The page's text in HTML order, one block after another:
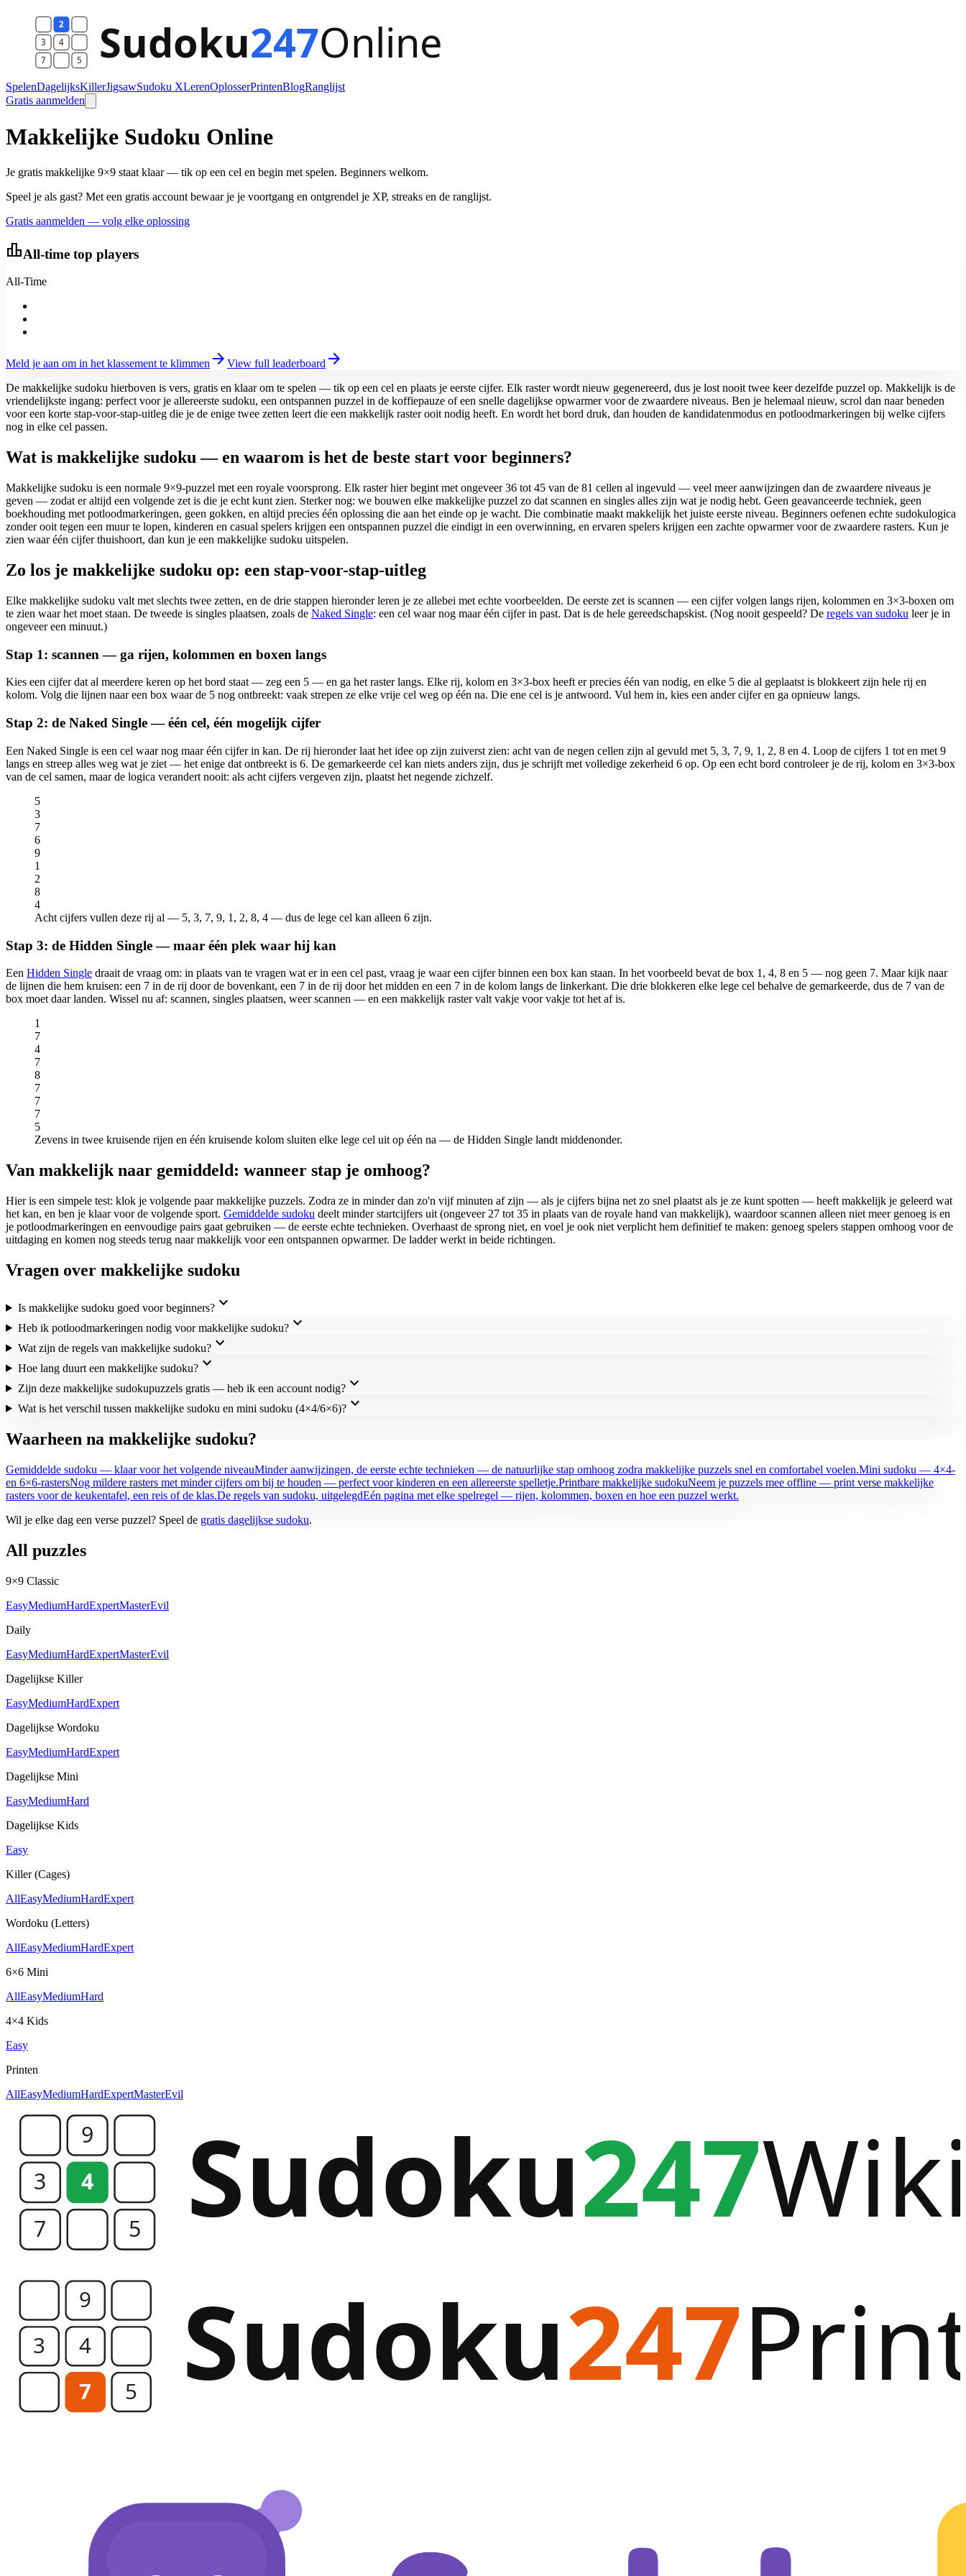
SpelenDagelijksKillerJigsawSudoku XLerenOplosserPrintenBlogRanglijst
Gratis aanmelden
Makkelijke Sudoku Online
Je gratis makkelijke 9×9 staat klaar — tik op een cel en begin met spelen. Beginners welkom.
Speel je als gast? Met een gratis account bewaar je je voortgang en ontgrendel je XP, streaks en de ranglijst.
Gratis aanmelden — volg elke oplossing
leaderboardAll-time top players
All-Time
Meld je aan om in het klassement te klimmen arrow_forward View full leaderboard arrow_forward
De makkelijke sudoku hierboven is vers, gratis en klaar om te spelen — tik op een cel en plaats je eerste cijfer. Elk raster wordt nieuw gegenereerd, dus je lost nooit twee keer dezelfde puzzel op. Makkelijk is de
vriendelijkste ingang: perfect voor je allereerste sudoku, een ontspannen puzzel in de koffiepauze of een snelle dagelijkse opwarmer voor de zwaardere niveaus. Ben je helemaal nieuw, scrol dan naar beneden
voor een korte stap-voor-stap-uitleg die je de enige twee zetten leert die een makkelijk raster ooit nodig heeft. En wordt het bord druk, dan houden de kandidatenmodus en potloodmarkeringen bij welke cijfers
nog in elke cel passen.
Wat is makkelijke sudoku — en waarom is het de beste start voor beginners?
Makkelijke sudoku is een normale 9×9-puzzel met een royale voorsprong. Elk raster hier begint met ongeveer 36 tot 45 van de 81 cellen al ingevuld — veel meer aanwijzingen dan de zwaardere niveaus je
geven — zodat er altijd een volgende zet is die je echt kunt zien. Sterker nog: we bouwen elke makkelijke puzzel zo dat scannen en singles alles zijn wat je nodig hebt. Geen geavanceerde techniek, geen
boekhouding met potloodmarkeringen, geen gokken, en altijd precies één oplossing die aan het einde op je wacht. Die combinatie maakt makkelijk het juiste eerste niveau. Beginners oefenen echte sudokulogica
zonder ooit tegen een muur te lopen, kinderen en casual spelers krijgen een ontspannen puzzel die eindigt in een overwinning, en ervaren spelers krijgen een zachte opwarmer voor de zwaardere rasters. Kun je
zien waar één cijfer thuishoort, dan kun je een makkelijke sudoku uitspelen.
Zo los je makkelijke sudoku op: een stap-voor-stap-uitleg
Elke makkelijke sudoku valt met slechts twee zetten, en de drie stappen hieronder leren je ze allebei met echte voorbeelden. De eerste zet is scannen — een cijfer volgen langs rijen, kolommen en 3×3-boxen om
te zien waar het moet staan. De tweede is singles plaatsen, zoals de Naked Single: een cel waar nog maar één cijfer in past. Dat is de hele gereedschapskist. (Nog nooit gespeeld? De regels van sudoku leer je in
ongeveer een minuut.)
Stap 1: scannen — ga rijen, kolommen en boxen langs
Kies een cijfer dat al meerdere keren op het bord staat — zeg een 5 — en ga het raster langs. Elke rij, kolom en 3×3-box heeft er precies één van nodig, en elke 5 die al geplaatst is blokkeert zijn hele rij en
kolom. Volg die lijnen naar een box waar de 5 nog ontbreekt: vaak strepen ze elke vrije cel weg op één na. Die ene cel is je antwoord. Vul hem in, kies een ander cijfer en ga opnieuw langs.
Stap 2: de Naked Single — één cel, één mogelijk cijfer
Een Naked Single is een cel waar nog maar één cijfer in kan. De rij hieronder laat het idee op zijn zuiverst zien: acht van de negen cellen zijn al gevuld met 5, 3, 7, 9, 1, 2, 8 en 4. Loop de cijfers 1 tot en met 9
langs en streep alles weg wat je ziet — het enige dat ontbreekt is 6. De gemarkeerde cel kan niets anders zijn, dus je schrijft met volledige zekerheid 6 op. Op een echt bord controleer je de rij, kolom en 3×3-box
van de cel samen, maar de logica verandert nooit: als acht cijfers vergeven zijn, plaatst het negende zichzelf.
5
3
7
6
9
1
2
8
4
Acht cijfers vullen deze rij al — 5, 3, 7, 9, 1, 2, 8, 4 — dus de lege cel kan alleen 6 zijn.
Stap 3: de Hidden Single — maar één plek waar hij kan
Een Hidden Single draait de vraag om: in plaats van te vragen wat er in een cel past, vraag je waar een cijfer binnen een box kan staan. In het voorbeeld bevat de box 1, 4, 8 en 5 — nog geen 7. Maar kijk naar
de lijnen die hem kruisen: een 7 in de rij door de bovenkant, een 7 in de rij door het midden en een 7 in de kolom langs de linkerkant. Die drie blokkeren elke lege cel behalve de gemarkeerde, dus de 7 van de
box moet daar landen. Wissel nu af: scannen, singles plaatsen, weer scannen — en een makkelijk raster valt vakje voor vakje tot het af is.
1
7
4
7
8
7
7
7
5
Zevens in twee kruisende rijen en één kruisende kolom sluiten elke lege cel uit op één na — de Hidden Single landt middenonder.
Van makkelijk naar gemiddeld: wanneer stap je omhoog?
Hier is een simpele test: klok je volgende paar makkelijke puzzels. Zodra ze in minder dan zo'n vijf minuten af zijn — als je cijfers bijna net zo snel plaatst als je ze kunt spotten — heeft makkelijk je geleerd wat
het kan, en ben je klaar voor de volgende sport. Gemiddelde sudoku deelt minder startcijfers uit (ongeveer 27 tot 35 in plaats van de royale hand van makkelijk), waardoor scannen alleen niet meer genoeg is en
je potloodmarkeringen en eenvoudige pairs gaat gebruiken — de eerste echte technieken. Overhaast de sprong niet, en voel je ook niet verplicht hem definitief te maken: genoeg spelers stappen omhoog voor de
uitdaging en komen nog steeds terug naar makkelijk voor een ontspannen opwarmer. De ladder werkt in beide richtingen.
Vragen over makkelijke sudoku
Is makkelijke sudoku goed voor beginners?expand_more
Heb ik potloodmarkeringen nodig voor makkelijke sudoku?expand_more
Wat zijn de regels van makkelijke sudoku?expand_more
Hoe lang duurt een makkelijke sudoku?expand_more
Zijn deze makkelijke sudokupuzzels gratis — heb ik een account nodig?expand_more
Wat is het verschil tussen makkelijke sudoku en mini sudoku (4×4/6×6)?expand_more
Waarheen na makkelijke sudoku?
Gemiddelde sudoku — klaar voor het volgende niveauMinder aanwijzingen, de eerste echte technieken — de natuurlijke stap omhoog zodra makkelijke puzzels snel en comfortabel voelen.Mini sudoku — 4×4-
en 6×6-rastersNog mildere rasters met minder cijfers om bij te houden — perfect voor kinderen en een allereerste spelletje.Printbare makkelijke sudokuNeem je puzzels mee offline — print verse makkelijke
rasters voor de keukentafel, een reis of de klas.De regels van sudoku, uitgelegdEén pagina met elke spelregel — rijen, kolommen, boxen en hoe een puzzel werkt.
Wil je elke dag een verse puzzel? Speel de gratis dagelijkse sudoku.
All puzzles
9×9 Classic
EasyMediumHardExpertMasterEvil
Daily
EasyMediumHardExpertMasterEvil
Dagelijkse Killer
EasyMediumHardExpert
Dagelijkse Wordoku
EasyMediumHardExpert
Dagelijkse Mini
EasyMediumHard
Dagelijkse Kids
Easy
Killer (Cages)
AllEasyMediumHardExpert
Wordoku (Letters)
AllEasyMediumHardExpert
6×6 Mini
AllEasyMediumHard
4×4 Kids
Easy
Printen
AllEasyMediumHardExpertMasterEvil